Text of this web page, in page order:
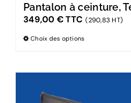
Pantalon à ceinture,
349,00 €TTC (290,83 HT)
Choix des options